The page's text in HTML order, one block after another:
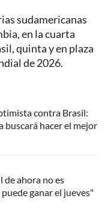
sudamericanas
en la cuarta
quinta y en plaza
de 2026.
contra Brasil:
buscará hacer el mejor
de ahora no es
ganar el jueves"